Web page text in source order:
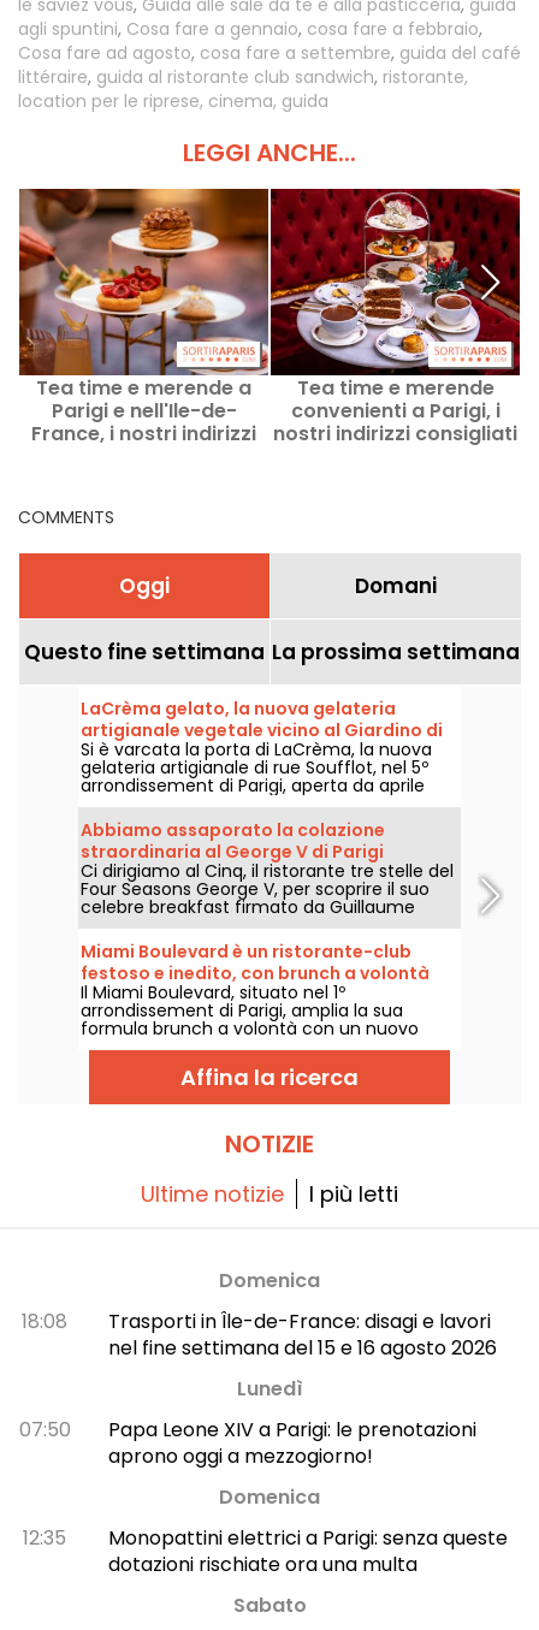
le saviez vous, Guida alle sale da tè e alla pasticceria, guida
agli spuntini, Cosa fare a gennaio, cosa fare a febbraio,
Cosa fare ad agosto, cosa fare a settembre, guida del café
littéraire, guida al ristorante club sandwich, ristorante,
location per le riprese, cinema, guida
LEGGI ANCHE...
Tea time e merende a
Parigi e nell'Ile-de-
France, i nostri indirizzi
Tea time e merende
convenienti a Parigi, i
nostri indirizzi consigliati
COMMENTS
Oggi Domani
Questo fine settimana La prossima settimana
LaCrèma gelato, la nuova gelateria
artigianale vegetale vicino al Giardino di
Lussemburgo e al Pantheon
Si è varcata la porta di LaCrèma, la nuova
gelateria artigianale di rue Soufflot, nel 5º
arrondissement di Parigi, aperta da aprile
2026. Dietro al bancone, Roberta e i suoi
gelati vegetali fatti in casa che fanno la
differenza. Vi raccontiamo tutto!
Abbiamo assaporato la colazione
straordinaria al George V di Parigi
Ci dirigiamo al Cinq, il ristorante tre stelle del
Four Seasons George V, per scoprire il suo
celebre breakfast firmato da Guillaume
Cabrol e Michael Bartocetti. Disponibile tutti i
giorni al mattino, questa esperienza
gourmet trasforma il rituale del risveglio in
un autentico momento di classe.
Miami Boulevard è un ristorante-club
festoso e inedito, con brunch a volontà
nel weekend.
Il Miami Boulevard, situato nel 1º
arrondissement di Parigi, amplia la sua
formula brunch a volontà con un nuovo
menù composto da nuove ricette e una
gamma più ampia di grigliate e barbecue,
mantenendo però la formula brunch a
volontà e tutto incluso di 29€ per adulto,
Affina la ricerca
NOTIZIE
Ultime notizie I più letti
Domenica
18:08
Trasporti in Île-de-France: disagi e lavori
nel fine settimana del 15 e 16 agosto 2026
Lunedì
07:50
Papa Leone XIV a Parigi: le prenotazioni
aprono oggi a mezzogiorno!
Domenica
12:35
Monopattini elettrici a Parigi: senza queste
dotazioni rischiate ora una multa
Sabato